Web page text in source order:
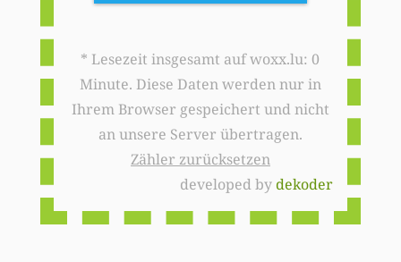
* Lesezeit insgesamt auf woxx.lu: 0
Minute. Diese Daten werden nur in
Ihrem Browser gespeichert und nicht
an unsere Server übertragen.
Zähler zurücksetzen
developed bydekoder